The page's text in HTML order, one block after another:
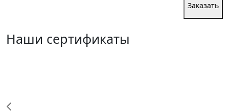
Заказать
Наши сертификаты